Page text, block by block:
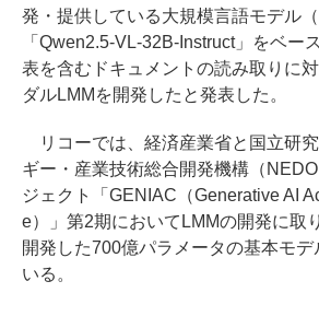
発・提供している大規模言語モデル
「Qwen2.5-VL-32B-Instruct」をベー
表を含むドキュメントの読み取りに
ダルLMMを開発したと発表した。
リコーでは、経済産業省と国立研
ギー・産業技術総合開発機構（
ジェクト「GENIAC（Generative AI
e）」第2期においてLMMの開発に取
開発した700億パラメータの基本モデ
いる。